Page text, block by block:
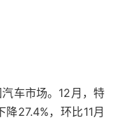
车市场。12月，特
27.4%，环比11月